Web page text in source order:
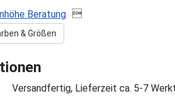

& Größen
Versandfertig, Lieferzeit ca. 5-7